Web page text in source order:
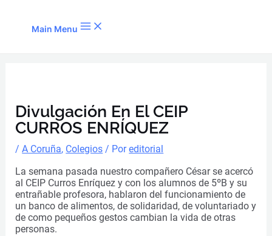
Main Menu
Divulgación En El CEIP
CURROS ENRÍQUEZ
/A Coruña, Colegios / Poreditorial
La semana pasada nuestro compañero César se acercó
al CEIP Curros Enríquez y con los alumnos de 5ºB y su
entrañable profesora, hablaron del funcionamiento de
un banco de alimentos, de solidaridad, de voluntariado y
de como pequeños gestos cambian la vida de otras
personas.